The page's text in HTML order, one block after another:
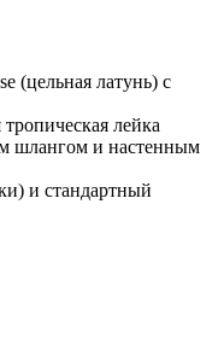
(цельная латунь) с
лейка
шлангом и настенным
и стандартный